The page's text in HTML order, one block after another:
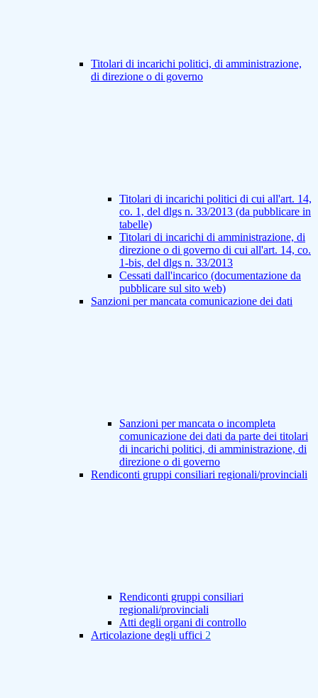
Titolari di incarichi politici, di amministrazione,
di direzione o di governo
Titolari di incarichi politici di cui all'art. 14,
co. 1, del dlgs n. 33/2013 (da pubblicare in
tabelle)
Titolari di incarichi di amministrazione, di
direzione o di governo di cui all'art. 14, co.
1-bis, del dlgs n. 33/2013
Cessati dall'incarico (documentazione da
pubblicare sul sito web)
Sanzioni per mancata comunicazione dei dati
Sanzioni per mancata o incompleta
comunicazione dei dati da parte dei titolari
di incarichi politici, di amministrazione, di
direzione o di governo
Rendiconti gruppi consiliari regionali/provinciali
Rendiconti gruppi consiliari
regionali/provinciali
Atti degli organi di controllo
Articolazione degli uffici 2